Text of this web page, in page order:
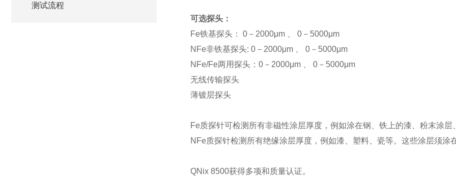
测试流程
可选探头：
Fe铁基探头： 0－2000μm 、 0－5000μm
NFe非铁基探头: 0－2000μm 、 0－5000μm
NFe/Fe两用探头：0－2000μm 、 0－5000μm
无线传输探头
薄镀层探头
Fe质探针可检测所有非磁性涂层厚度，例如涂在钢、铁上的漆、粉末涂层
NFe质探针检测所有绝缘涂层厚度，例如漆、塑料、瓷等。这些涂层须涂
QNix 8500获得多项和质量认证。